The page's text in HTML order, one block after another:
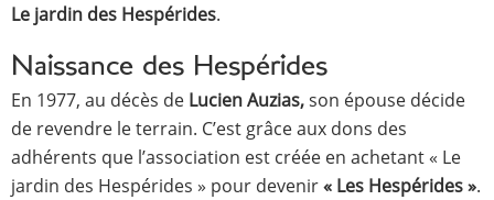
Le jardin des Hespérides.
Naissance des Hespérides
En 1977, au décès de Lucien Auzias,son épouse décide
de revendre le terrain. C’est grâce aux dons des
adhérents que l’association est créée en achetant « Le
jardin des Hespérides » pour devenir« Les Hespérides ».